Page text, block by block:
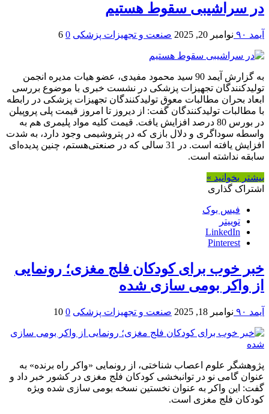
در سراشیبی سقوط هستیم
آیمد ۹۰ نوامبر 20, 2025 صنعت و تجهیزات پزشکی 0
6
به گزارش آیمد 90 سید محمود مفیدی، عضو هیات مدیره انجمن
تولیدکنندگان تجهیزات پزشکی در نشست خبری با موضوع بررسی
ابعاد بحران مطالبات معوق تولیدکنندگان تجهیزات پزشکی در رابطه
با مطالبات تولیدکنندگان گفت: از دیروز تا امروز قیمت پلی پروپیلن
در بورس 80 درصد افزایش یافت. قیمت کلیه مواد پلیمری هم به
واسطه سوداگری و دلال بازی که در پتروشیمی وجود دارد، به شدت
افزایش یافته است. در 31 سالی که در صنعتی‌هستم، چنین پدیده‌ای
سابقه نداشته است.
بیشتر بخوانید »
اشتراک گذاری
فیس بوک
توییتر
LinkedIn
Pinterest
خبر خوب برای کودکان فلج مغزی؛ رونمایی
از واکر بومی سازی شده
آیمد ۹۰ نوامبر 18, 2025 صنعت و تجهیزات پزشکی 0
10
پژوهشگر علوم اعصاب شناختی، از رونمایی «واکر راه برنده» به
عنوان گامی نو در توانبخشی کودکان فلج مغزی در کشور خبر داد و
گفت: این واکر به عنوان نخستین نسخه بومی سازی شده ویژه
کودکان فلج مغزی است.